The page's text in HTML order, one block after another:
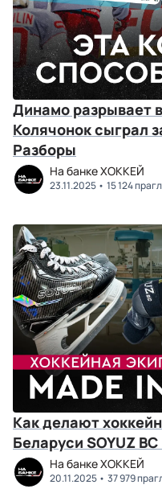
Динамо разрывает
Колячонок сыграл
Разборы
На банке ХОККЕЙ
23.11.2025 15 124
Как делают
Беларуси SOYUZ
На банке ХОККЕЙ
20.11.2025 37 979